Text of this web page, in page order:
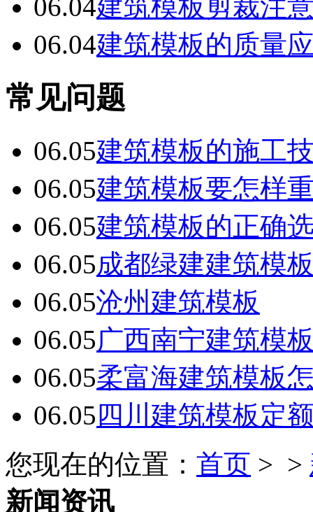
06.04建筑模板剪裁注
06.04建筑模板的质量
常见问题
06.05建筑模板的施工
06.05建筑模板要怎样
06.05建筑模板的正确
06.05成都绿建建筑模
06.05沧州建筑模板
06.05广西南宁建筑模
06.05柔富海建筑模板
06.05 四川建筑模板定
您现在的位置： 首页 > >
新闻资讯